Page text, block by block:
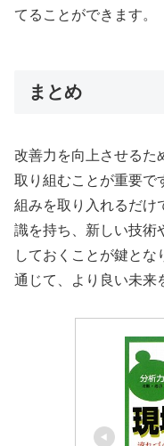
てることができます。
まとめ
改善力を向上させるた
取り組むことが重要で
組みを取り入れるだけ
識を持ち、新しい技術
しておくことが鍵とな
通じて、より良い未来